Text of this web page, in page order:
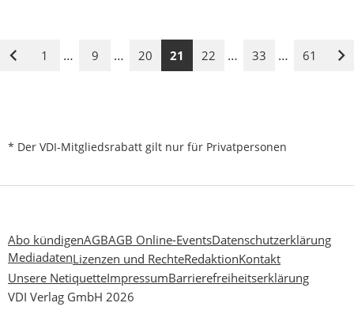
Vorige
1 … 9 … 20 21 22 … 33 … 61
* Der VDI-Mitgliedsrabatt gilt nur für Privatpersonen
Abo kündigenAGBAGB Online-EventsDatenschutzerklärung
MediadatenLizenzen und RechteRedaktionKontakt
Unsere NetiquetteImpressumBarrierefreiheitserklärung
VDI Verlag GmbH 2026